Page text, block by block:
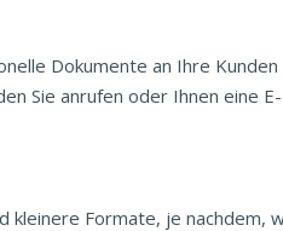
Dokumente an Ihre
Sie anrufen oder Ihnen eine
Formate, je nachdem,